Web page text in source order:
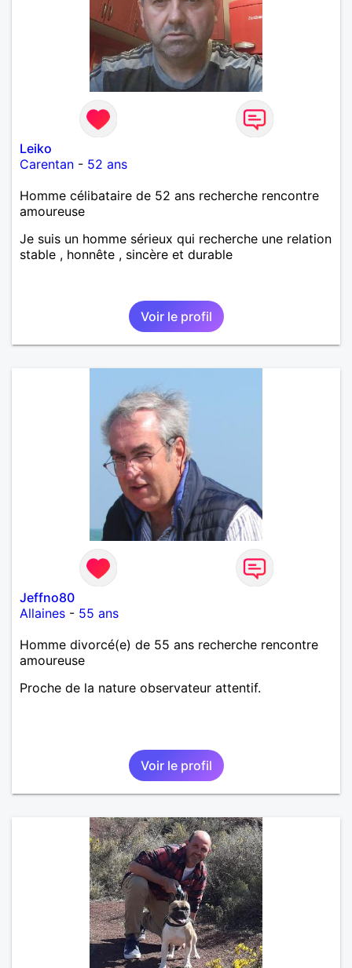
Leiko
Carentan - 52 ans
Homme célibataire de 52 ans recherche rencontre
amoureuse
Je suis un homme sérieux qui recherche une relation
stable , honnête , sincère et durable
Voir le profil
Jeffno80
Allaines - 55 ans
Homme divorcé(e) de 55 ans recherche rencontre
amoureuse
Proche de la nature observateur attentif.
Voir le profil